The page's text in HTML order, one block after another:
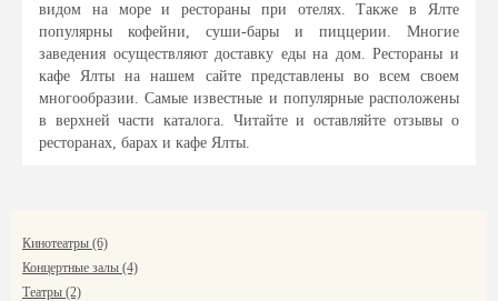
видом на море и рестораны при отелях. Также в Ялте
популярны кофейни, суши-бары и пиццерии. Многие
заведения осуществляют доставку еды на дом. Рестораны и
кафе Ялты на нашем сайте представлены во всем своем
многообразии. Самые известные и популярные расположены
в верхней части каталога. Читайте и оставляйте отзывы о
ресторанах, барах и кафе Ялты.
Кинотеатры (6)
Концертные залы (4)
Театры (2)